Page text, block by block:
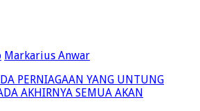
Markarius Anwar
PERNIAGAAN YANG UNTUNG
AKHIRNYA SEMUA AKAN